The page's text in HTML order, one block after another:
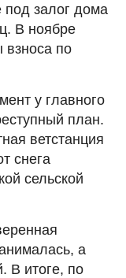
под залог дома
В ноябре
взноса по
у главного
план.
ветстанция
снега
сельской
а
В итоге, по